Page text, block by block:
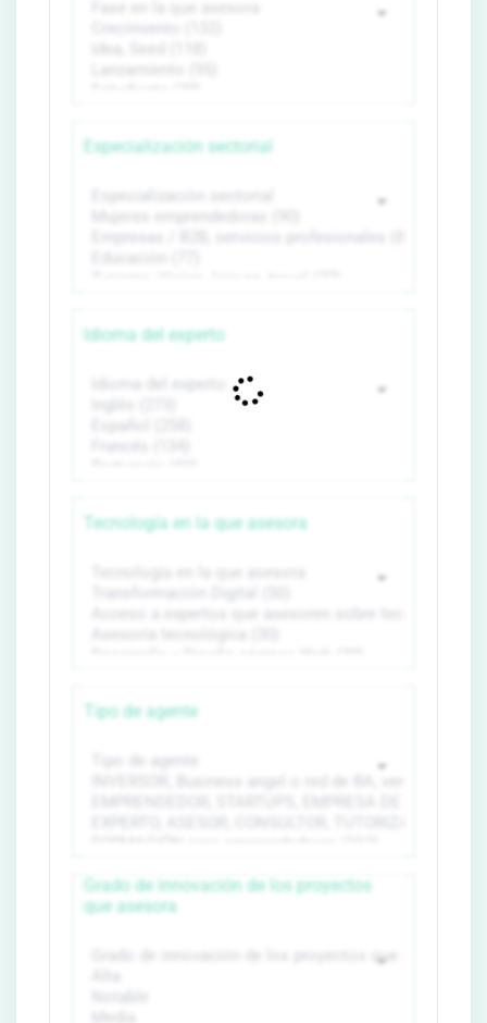
Especialización sectorial
Idioma del experto
Tecnología en la que asesora
Tipo de agente
Grado de innovación de los proyectos
que asesora